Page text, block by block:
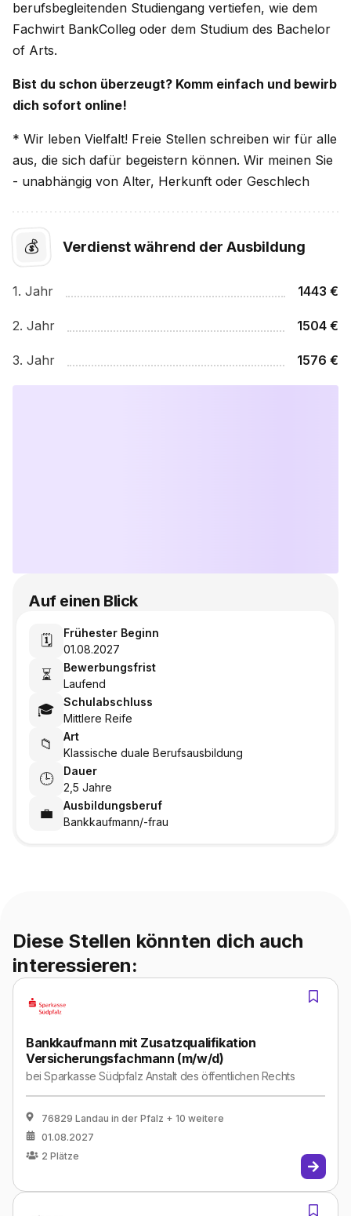
berufs­be­glei­ten­den Stu­di­en­gang ver­tie­fen, wie dem
Fach­wirt Bank­Col­leg oder dem Stu­dium des Bache­lor
of Arts.
Bist du schon überzeugt? Komm einfach und bewirb
dich sofort online!
* Wir leben Vielfalt! Freie Stellen schreiben wir für alle
aus, die sich dafür begeistern können. Wir meinen Sie
- unabhängig von Alter, Herkunft oder Geschlech
💰 Verdienst während der Ausbildung
1. Jahr 1443 €
2. Jahr 1504 €
3. Jahr 1576 €
Auf einen Blick
🗓️
Frühester Beginn
01.08.2027
⏳
Bewerbungsfrist
Laufend
🎓
Schulabschluss
Mittlere Reife
📁
Art
Klassische duale Berufsausbildung
🕒
Dauer
2,5 Jahre
💼
Ausbildungsberuf
Bankkaufmann/-frau
Diese Stellen könnten dich auch
interessieren:
Bankkaufmann mit Zusatzqualifikation
Versicherungsfachmann (m/w/d)
beiSparkasse Südpfalz Anstalt des öffentlichen Rechts
76829 Landau in der Pfalz + 10 weitere
01.08.2027
2 Plätze